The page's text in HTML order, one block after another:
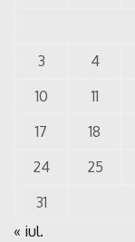
3
4
10
11
17
18
24
25
31
« iul.